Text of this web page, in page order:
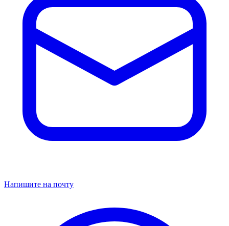
Напишите на почту